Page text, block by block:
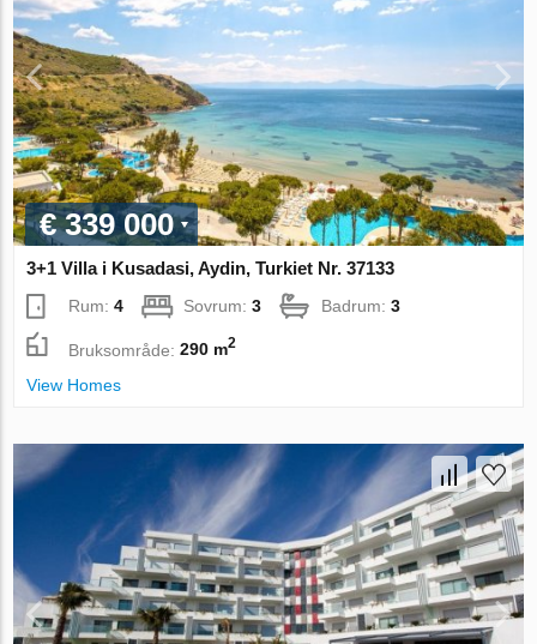
€ 339 000
3+1 Villa i Kusadasi, Aydin, Turkiet Nr. 37133
Rum:4 Sovrum:3 Badrum:3
Bruksområde:290 m2
View Homes